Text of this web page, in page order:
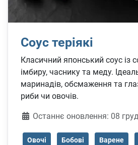
Соус теріякі
Класичний японський соус із
імбиру, часнику та меду.
маринадів, обсмаження та
риби чи овочів.
ДеталіОстаннє оновлення: 08
Овочі Бобові Варене